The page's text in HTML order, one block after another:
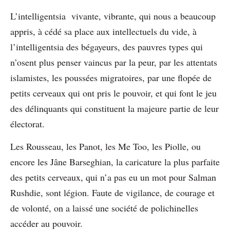
L’intelligentsia vivante, vibrante, qui nous a beaucoup
appris, à cédé sa place aux intellectuels du vide, à
l’intelligentsia des bégayeurs, des pauvres types qui
n’osent plus penser vaincus par la peur, par les attentats
islamistes, les poussées migratoires, par une flopée de
petits cerveaux qui ont pris le pouvoir, et qui font le jeu
des délinquants qui constituent la majeure partie de leur
électorat.
Les Rousseau, les Panot, les Me Too, les Piolle, ou
encore les Jâne Barseghian, la caricature la plus parfaite
des petits cerveaux, qui n’a pas eu un mot pour Salman
Rushdie, sont légion. Faute de vigilance, de courage et
de volonté, on a laissé une société de polichinelles
accéder au pouvoir.